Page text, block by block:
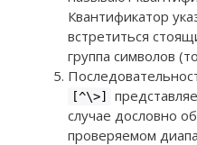
Квантификатор
встретиться
группа символов
[^\>]
случае дословно
проверяемом